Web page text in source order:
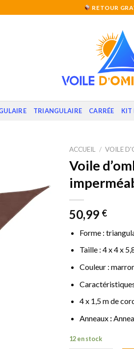
RETOUR
TRIANGULAIRE CARRÉE KIT
ACCUEIL / VOILE
Voile
50,99 €
Forme :
Taille : 4 x 4 x
Couleur :
4 x 1,5 m de
Anneaux:
12 en stock